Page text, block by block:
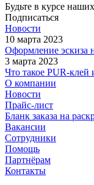
Будьте в курсе
Подписаться
Новости
10 марта 2023
Оформление эскиза
3 марта 2023
Что такое PUR-клей
О компании
Новости
Прайс-лист
Бланк заказа на
Вакансии
Сотрудники
Помощь
Партнёрам
Контакты